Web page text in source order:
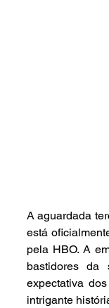
A aguardada
está
pela HBO. A
bastidores da
expectativa
intrigante